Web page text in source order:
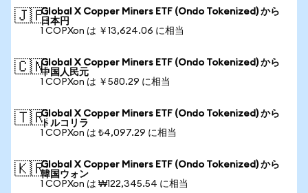
🇯🇵Global X Copper Miners ETF (Ondo Tokenized) から
日本円
1 COPXon は ￥13,624.06 に相当
🇨🇳Global X Copper Miners ETF (Ondo Tokenized) から
中国人民元
1 COPXon は ￥580.29 に相当
🇹🇷Global X Copper Miners ETF (Ondo Tokenized) から
トルコリラ
1 COPXon は ₺4,097.29 に相当
🇰🇷Global X Copper Miners ETF (Ondo Tokenized) から
韓国ウォン
1 COPXon は ₩122,345.54 に相当